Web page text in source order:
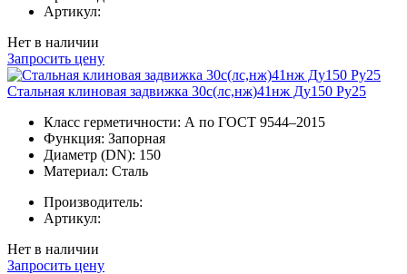
Артикул:
Нет в наличии
Запросить цену
Стальная клиновая задвижка 30с(лс,нж)41нж Ду150 Ру25
Класс герметичности: А по ГОСТ 9544–2015
Функция: Запорная
Диаметр (DN): 150
Материал: Сталь
Производитель:
Артикул:
Нет в наличии
Запросить цену